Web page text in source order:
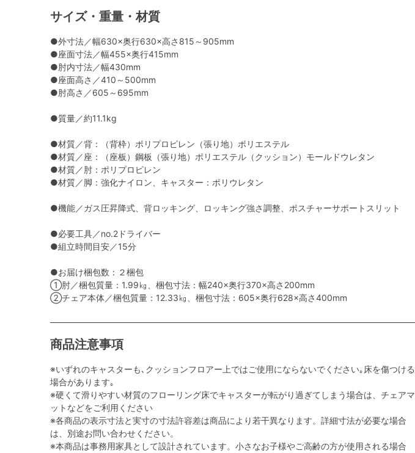
サイズ・重量・材質
●外寸法／幅630×奥行630×高さ815～905mm
●座面寸法／幅455×奥行415mm
●肘内寸法／幅430mm
●座面高さ／410～500mm
●肘高さ／605～695mm
●質量／約11.1kg
●材質／背：（背枠）ポリプロピレン（張り地）ポリエステル
●材質／座：（座板）鋼板（張り地）ポリエステル（クッション）モールドウレタン
●材質／肘：ポリプロピレン
●材質／脚：強化ナイロン、キャスター：ポリウレタン
●機能／ガス圧昇降式、背ロッキング、ロッキング強さ調整、ポスチャーサポートスリット
●必要工具／no.2ドライバー
●組立時間目安／15分
●お届け梱包数：２梱包
①肘／梱包質量：1.99㎏、梱包寸法：幅240×奥行370×高さ200mm
②チェア本体／梱包質量：12.33㎏、梱包寸法：605×奥行628×高さ400mm
商品注意事項
※いずれのキャスターも､クッションフロアー上ではご使用にならないでください｡床を傷つける
場合があります｡
※硬くて滑りやすい材質のフローリング床でキャスターが転がり過ぎてしまう場合は、チェアマ
ットなどをご利用ください
※各商品の表示寸法と実寸の寸法許容差は商品により若干異なります。詳細寸法が必要な場合
は、別途お問い合わせください。
※本商品は事務用家具として設計されています。小さなお子様やご高齢の方が使用される場合